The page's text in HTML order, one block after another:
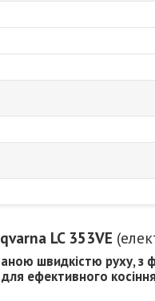
LC 353VE
швидкістю руху, з
ефективного